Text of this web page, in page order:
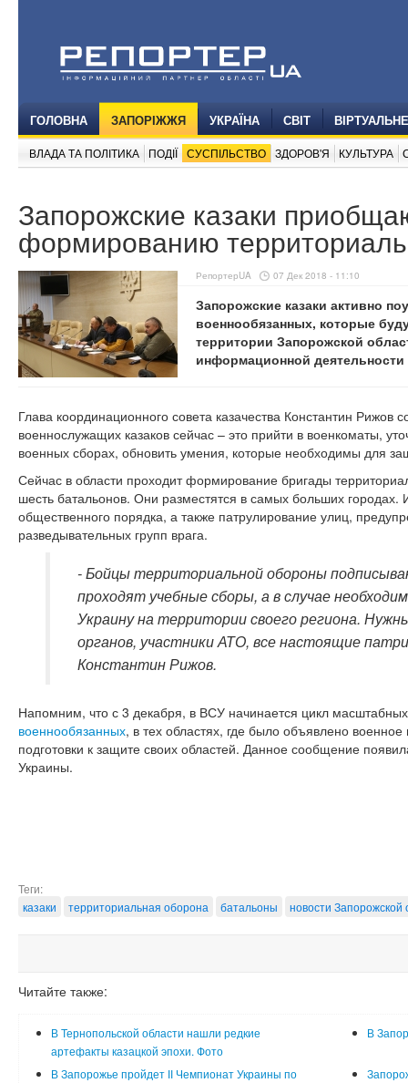
ГОЛОВНА ЗАПОРІЖЖЯ УКРАЇНА СВІТ
ВЛАДА ТА ПОЛІТИКА ПОДІЇ СУСПІЛЬСТВО ЗДОРОВ'Я КУЛЬТУРА
Запорожские казаки
формированию
РепортерUA 07 Дек 2018 - 11:10
Запорожские казаки активно
военнообязанных, которые
территории Запорожской
информационной
Глава координационного совета казачества Константин Рижов
военнослужащих казаков сейчас – это прийти в военкоматы,
военных сборах, обновить умения, которые необходимы для
Сейчас в области проходит формирование бригады
шесть батальонов. Они разместятся в самых больших
общественного порядка, а также патрулирование улиц,
разведывательных групп врага.
- Бойцы территориальной обороны
проходят учебные сборы, а в случае
Украину на территории своего региона.
органов, участники АТО, все настоящие
Константин Рижов.
Напомним, что с 3 декабря, в ВСУ начинается цикл
военнообязанных, в тех областях, где было объявлено
подготовки к защите своих областей. Данное сообщение
Украины.
Теги:
казаки
территориальная оборона батальоны новости Запорожской
Читайте также:
В Тернопольской области нашли редкие
артефакты казацкой эпохи. Фото
В
В Запорожье пройдет ІІ Чемпионат Украины по